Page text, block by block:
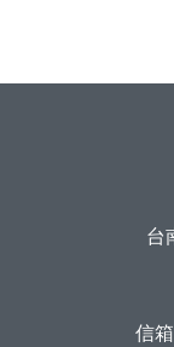
台
信箱